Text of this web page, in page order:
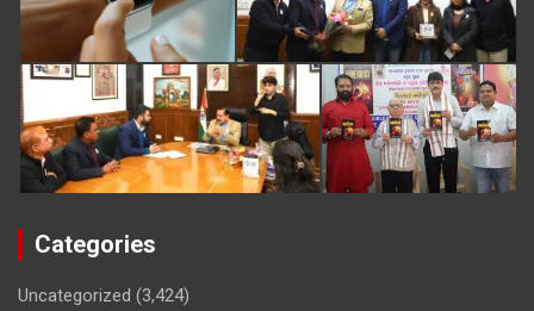
Categories
Uncategorized (3,424)